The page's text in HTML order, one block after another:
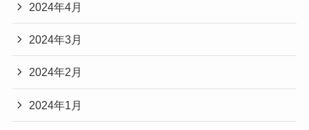
2024年4月
2024年3月
2024年2月
2024年1月